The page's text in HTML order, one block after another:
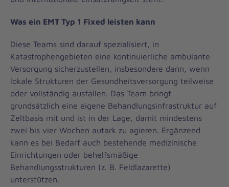
Was ein EMT Typ 1 Fixed leisten kann
Diese Teams sind darauf spezialisiert, in
Katastrophengebieten eine kontinuierliche ambulante
Versorgung sicherzustellen, insbesondere dann, wenn
lokale Strukturen der Gesundheitsversorgung teilweise
oder vollständig ausfallen. Das Team bringt
grundsätzlich eine eigene Behandlungsinfrastruktur auf
Zeltbasis mit und ist in der Lage, damit mindestens
zwei bis vier Wochen autark zu agieren. Ergänzend
kann es bei Bedarf auch bestehende medizinische
Einrichtungen oder behelfsmäßige
Behandlungsstrukturen (z. B. Feldlazarette)
unterstützen.